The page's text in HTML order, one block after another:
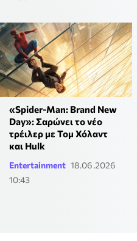
«Spider-Man: Brand New
Day»: Σαρώνει το νέο
τρέιλερ με Τομ Χόλαντ
και Hulk
Entertainment 18.06.2026
10:43